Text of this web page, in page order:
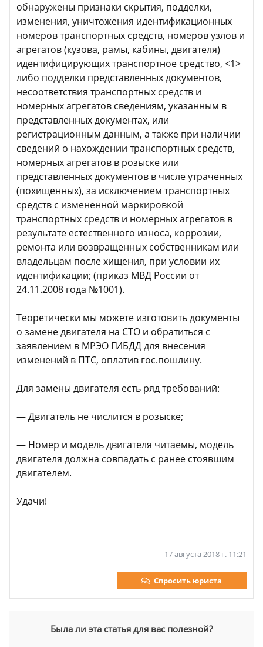
обнаружены признаки скрытия, подделки,
изменения, уничтожения идентификационных
номеров транспортных средств, номеров узлов и
агрегатов (кузова, рамы, кабины, двигателя)
идентифицирующих транспортное средство, <1>
либо подделки представленных документов,
несоответствия транспортных средств и
номерных агрегатов сведениям, указанным в
представленных документах, или
регистрационным данным, а также при наличии
сведений о нахождении транспортных средств,
номерных агрегатов в розыске или
представленных документов в числе утраченных
(похищенных), за исключением транспортных
средств с измененной маркировкой
транспортных средств и номерных агрегатов в
результате естественного износа, коррозии,
ремонта или возвращенных собственникам или
владельцам после хищения, при условии их
идентификации; (приказ МВД России от
24.11.2008 года №1001).
Теоретически мы можете изготовить документы
о замене двигателя на СТО и обратиться с
заявлением в МРЭО ГИБДД для внесения
изменений в ПТС, оплатив гос.пошлину.
Для замены двигателя есть ряд требований:
— Двигатель не числится в розыске;
— Номер и модель двигателя читаемы, модель
двигателя должна совпадать с ранее стоявшим
двигателем.
Удачи!
17 августа 2018 г. 11:21
Спросить юриста
Была ли эта статья для вас полезной?